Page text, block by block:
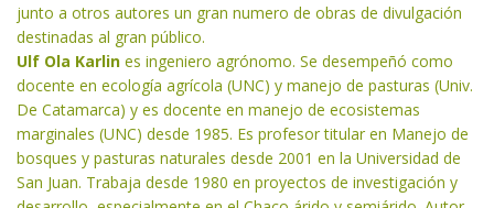
junto a otros autores un gran numero de obras de divulgación
destinadas al gran público.
Ulf Ola Karlin es ingeniero agrónomo. Se desempeñó como
docente en ecología agrícola (UNC) y manejo de pasturas (Univ.
De Catamarca) y es docente en manejo de ecosistemas
marginales (UNC) desde 1985. Es profesor titular en Manejo de
bosques y pasturas naturales desde 2001 en la Universidad de
San Juan. Trabaja desde 1980 en proyectos de investigación y